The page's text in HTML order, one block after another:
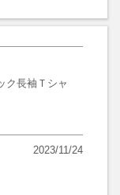
長袖Ｔシャ
2023/11/24